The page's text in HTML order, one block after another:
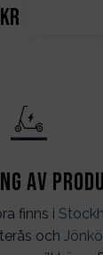
kr
av
finns i
och